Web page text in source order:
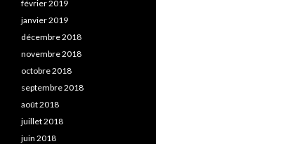
février 2019
janvier 2019
décembre 2018
novembre 2018
octobre 2018
septembre 2018
août 2018
juillet 2018
juin 2018